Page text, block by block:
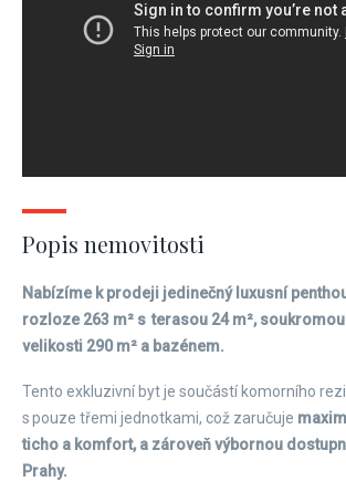
Popis nemovitosti
Nabízíme k prodeji jedinečný luxusní
rozloze 263 m² s terasou 24 m²,
velikosti 290 m² a bazénem.
Tento exkluzivní byt je součástí komorního
s pouze třemi jednotkami, což zaručuje
ticho a komfort, a zároveň výbornou
Prahy.